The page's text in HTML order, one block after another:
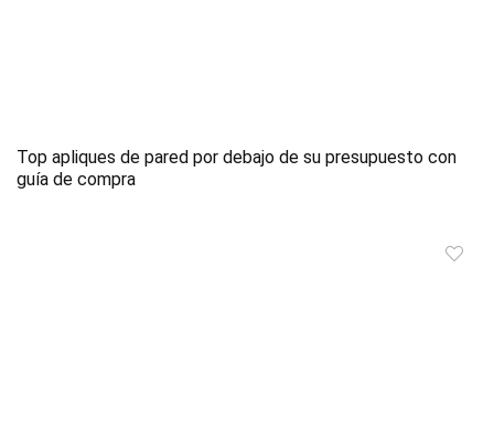
Top apliques de pared por debajo de su presupuesto con
guía de compra